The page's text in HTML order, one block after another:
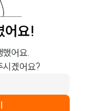
어요!
했어요.
시겠어요?